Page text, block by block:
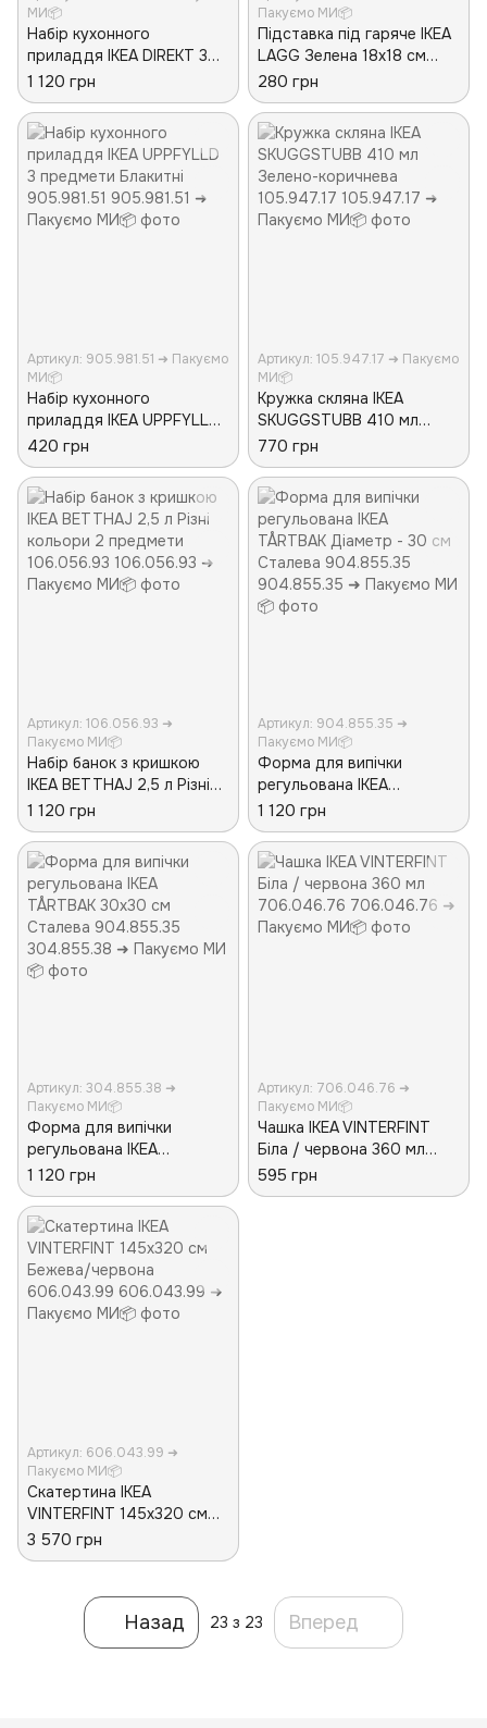
МИ📦
Набір кухонного
приладдя IKEA DIREKT 3
предмети Сталеві
501.375.81
1 120 грн
Пакуємо МИ📦
Підставка під гаряче IKEA
LAGG Зелена 18x18 см
001.752.69
280 грн
Артикул: 905.981.51 ➜ Пакуємо
МИ📦
Набір кухонного
приладдя IKEA UPPFYLLD
3 предмети Блакитні
905.981.51
420 грн
Артикул: 105.947.17 ➜ Пакуємо
МИ📦
Кружка скляна IKEA
SKUGGSTUBB 410 мл
Зелено-коричнева
105.947.17
770 грн
Артикул: 106.056.93 ➜
Пакуємо МИ📦
Набір банок з кришкою
IKEA BETTHAJ 2,5 л Різні
кольори 2 предмети
106.056.93
1 120 грн
Артикул: 904.855.35 ➜
Пакуємо МИ📦
Форма для випічки
регульована IKEA
TÅRTBAK Діаметр - 30 см
Сталева 904.855.35
1 120 грн
Артикул: 304.855.38 ➜
Пакуємо МИ📦
Форма для випічки
регульована IKEA
TÅRTBAK 30х30 см
Сталева 904.855.35
1 120 грн
Артикул: 706.046.76 ➜
Пакуємо МИ📦
Чашка IKEA VINTERFINT
Біла / червона 360 мл
706.046.76
595 грн
Артикул: 606.043.99 ➜
Пакуємо МИ📦
Скатертина IKEA
VINTERFINT 145х320 см
Бежева/червона
606.043.99
3 570 грн
Назад 23 з 23 Вперед